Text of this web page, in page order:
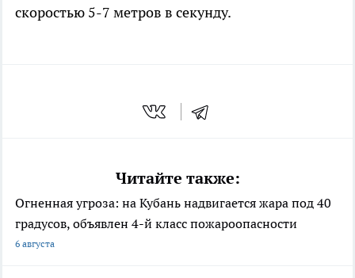
скоростью 5-7 метров в секунду.
Читайте также:
Огненная угроза: на Кубань надвигается жара под 40
градусов, объявлен 4-й класс пожароопасности
6 августа